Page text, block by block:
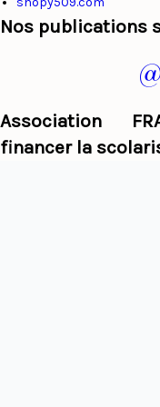
Nos publications
Association
financer la